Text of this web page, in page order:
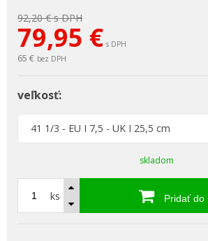
92,20 €s DPH
79,95 € s DPH
65 € bez DPH
veľkosť:
41 1/3 - EU I 7,5 - UK I 25,5 cm
skladom
ks Pridať do